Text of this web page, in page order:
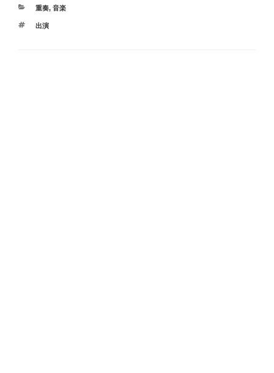
カ
ゴ
重奏, 音楽
タ
出演